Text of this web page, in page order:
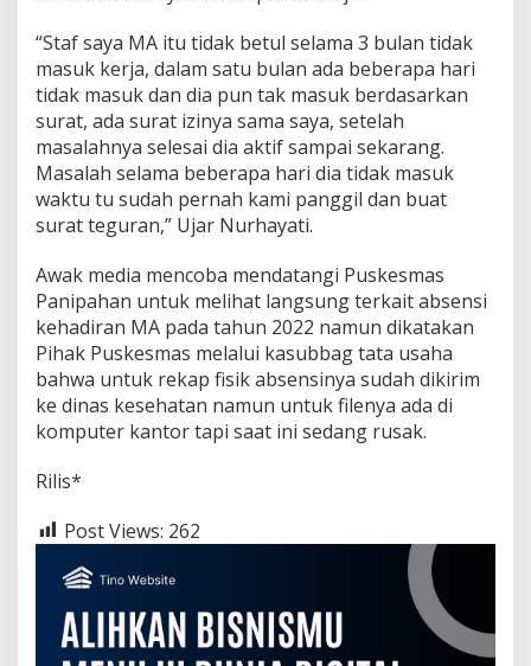
“Staf saya MA itu tidak betul selama 3 bulan tidak
masuk kerja, dalam satu bulan ada beberapa hari
tidak masuk dan dia pun tak masuk berdasarkan
surat, ada surat izinya sama saya, setelah
masalahnya selesai dia aktif sampai sekarang.
Masalah selama beberapa hari dia tidak masuk
waktu tu sudah pernah kami panggil dan buat
surat teguran,” Ujar Nurhayati.
Awak media mencoba mendatangi Puskesmas
Panipahan untuk melihat langsung terkait absensi
kehadiran MA pada tahun 2022 namun dikatakan
Pihak Puskesmas melalui kasubbag tata usaha
bahwa untuk rekap fisik absensinya sudah dikirim
ke dinas kesehatan namun untuk filenya ada di
komputer kantor tapi saat ini sedang rusak.
Rilis*
Post Views: 262